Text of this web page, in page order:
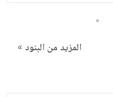
5
المزيد من البنود »